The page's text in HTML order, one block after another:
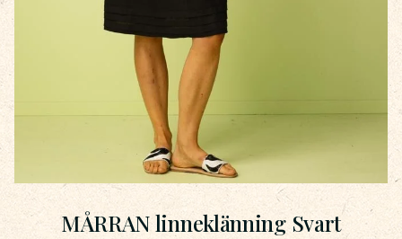
MÅRRAN linneklänning Svart